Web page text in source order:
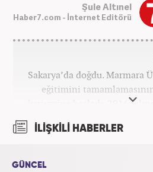
Şule Altınel
Haber7.com - İnternet Editörü
Sakarya’da doğdu. Marmara
eğitimini
kariyerine başladı. 2016
itibaren Haber7’de
İLİŞKİLİ HABERLER
GÜNCEL